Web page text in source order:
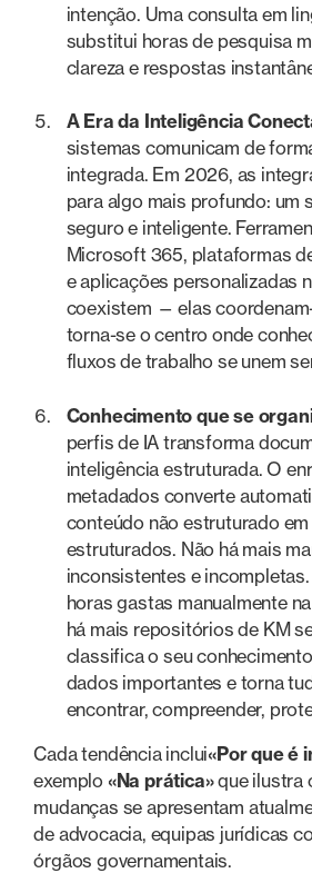
intenção. Uma consulta em
substitui horas de pesquisa
clareza e respostas
A Era da Inteligência
sistemas comunicam de
integrada. Em 2026, as
para algo mais profundo: um
seguro e inteligente.
Microsoft 365, plataformas
e aplicações personalizadas
coexistem — elas
torna-se o centro onde
fluxos de trabalho se unem
Conhecimento que se
perfis de IA transforma
inteligência estruturada. O
metadados converte
conteúdo não estruturado
estruturados. Não há mais
inconsistentes e
horas gastas manualmente
há mais repositórios de KM
classifica o seu
dados importantes e torna
encontrar, compreender,
Cada tendência inclui«Por que é
exemplo «Na prática»que ilustra
mudanças se apresentam
de advocacia, equipas jurídicas
órgãos governamentais.